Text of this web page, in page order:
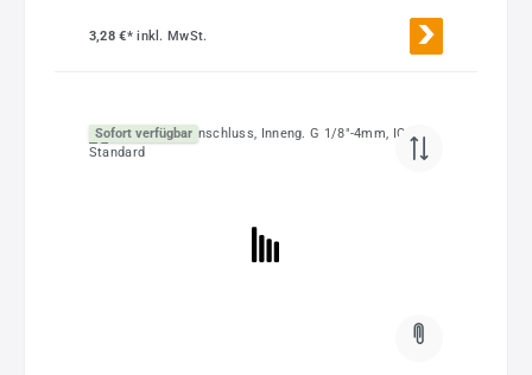
3,28 €*inkl. MwSt.
Sofort verfügbar